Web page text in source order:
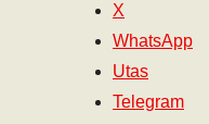
X
WhatsApp
Utas
Telegram